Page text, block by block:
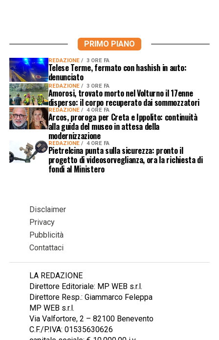
PRIMO PIANO
REDAZIONE 3 ORE FA
Telese Terme, fermato con hashish in auto:
denunciato
REDAZIONE 3 ORE FA
Amorosi, trovato morto nel Volturno il 17enne
disperso: il corpo recuperato dai sommozzatori
REDAZIONE 4 ORE FA
Arcos, proroga per Creta e Ippolito: continuità
alla guida del museo in attesa della
modernizzazione
REDAZIONE 4 ORE FA
Pietrelcina punta sulla sicurezza: pronto il
progetto di videosorveglianza, ora la richiesta di
fondi al Ministero
Disclaimer
Privacy
Pubblicità
Contattaci
LA REDAZIONE
Direttore Editoriale: MP WEB s.r.l.
Direttore Resp.: Giammarco Feleppa
MP WEB s.r.l.
Via Valfortore, 2 – 82100 Benevento
C.F./P.IVA: 01535630626